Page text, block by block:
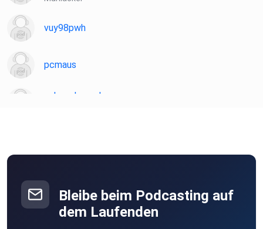
vuy98pwh
pcmaus
schwedengrabo
Michendorf
nettl108ea
Bleibe beim Podcasting auf
dem Laufenden